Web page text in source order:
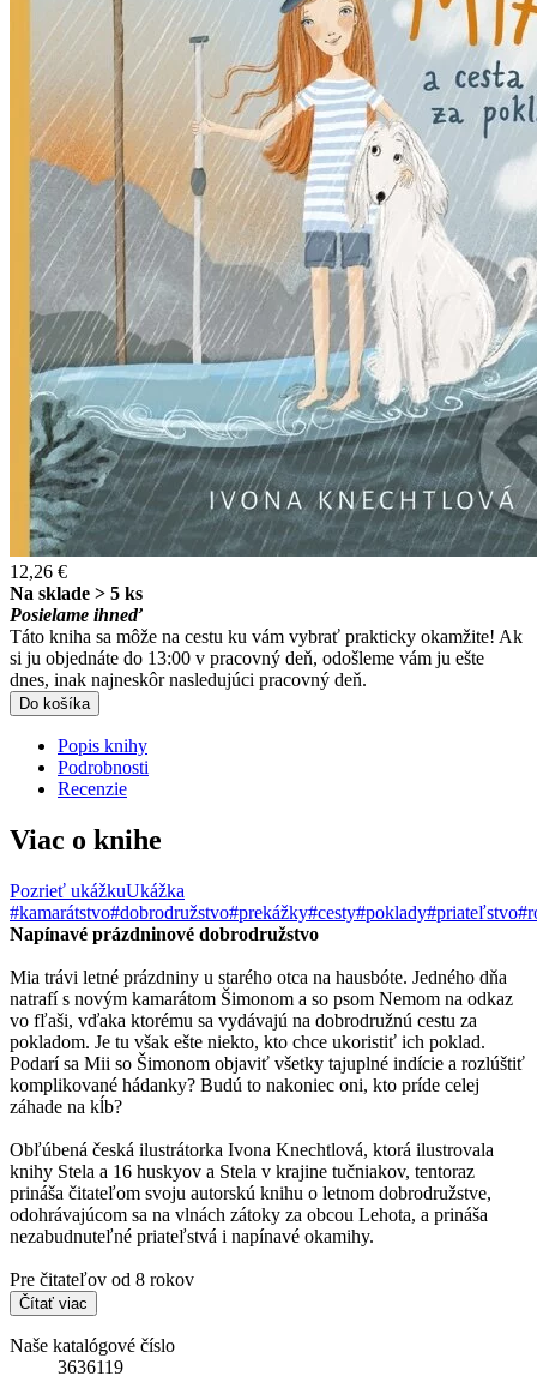
12,26 €
Na sklade > 5 ks
Posielame ihneď
Táto kniha sa môže na cestu ku vám vybrať prakticky okamžite! Ak
si ju objednáte do 13:00 v pracovný deň, odošleme vám ju ešte
dnes, inak najneskôr nasledujúci pracovný deň.
Do košíka
Popis knihy
Podrobnosti
Recenzie
Viac o knihe
Pozrieť ukážkuUkážka
#kamarátstvo#dobrodružstvo#prekážky#cesty#poklady#priateľstvo
Napínavé prázdninové dobrodružstvo
Mia trávi letné prázdniny u starého otca na hausbóte. Jedného dňa
natrafí s novým kamarátom Šimonom a so psom Nemom na odkaz
vo fľaši, vďaka ktorému sa vydávajú na dobrodružnú cestu za
pokladom. Je tu však ešte niekto, kto chce ukoristiť ich poklad.
Podarí sa Mii so Šimonom objaviť všetky tajuplné indície a rozlúštiť
komplikované hádanky? Budú to nakoniec oni, kto príde celej
záhade na kĺb?
Obľúbená česká ilustrátorka Ivona Knechtlová, ktorá ilustrovala
knihy Stela a 16 huskyov a Stela v krajine tučniakov, tentoraz
prináša čitateľom svoju autorskú knihu o letnom dobrodružstve,
odohrávajúcom sa na vlnách zátoky za obcou Lehota, a prináša
nezabudnuteľné priateľstvá i napínavé okamihy.
Pre čitateľov od 8 rokov
Čítať viac
Naše katalógové číslo
3636119